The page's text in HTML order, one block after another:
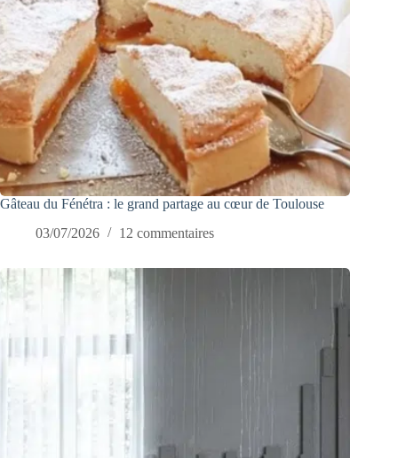
Gâteau du Fénétra : le grand partage au cœur de Toulouse
03/07/2026
12 commentaires